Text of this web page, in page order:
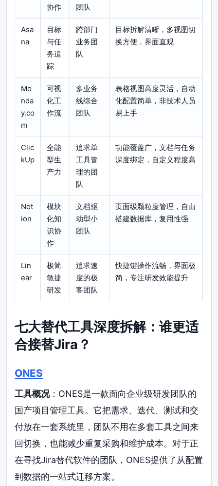
协作
团队
Asa
na
目标
与任
务追
踪
跨部门
业务团
队
目标拆解清晰，多视图切
换方便，界面直观
Mo
nda
y.co
m
可视
化工
作流
多业务
线综合
团队
表格视图高度灵活，自动
化配置简单，非技术人员
易上手
Clic
kUp
全能
型生
产力
追求单
工具管
理的团
队
功能覆盖广，文档与任务
深度绑定，自定义程度高
Not
ion
模块
化知
识协
作
文档驱
动型小
团队
页面级颗粒度管理，自由
搭建数据库，复用性强
Lin
ear
极简
敏捷
研发
追求速
度的极
客团队
快捷键操作流畅，界面极
简，专注研发效能提升
七大替代工具深度拆解：谁更适
合接替Jira？
ONES
工具概况：ONES是一款面向企业级研发团队的
国产项目管理工具。它把需求、迭代、测试和交
付放在一套系统里，团队不用在多套工具之间来
回切换，也能减少重复采购和维护成本。对于正
在寻找Jira替代软件的团队，ONES提供了从配置
到数据的一站式迁移方案。